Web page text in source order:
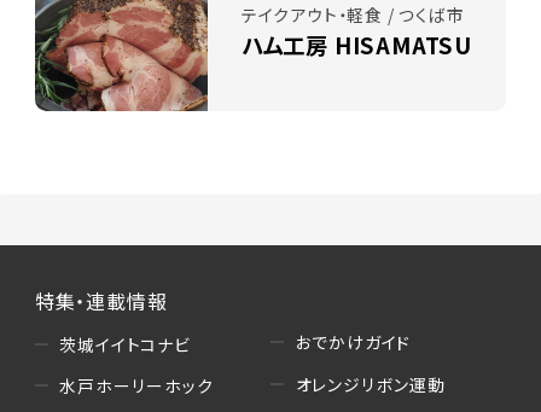
テイクアウト・軽食 / つくば市
ハム工房 HISAMATSU
特集・連載情報
茨城イイトコナビ
水戸ホーリーホック
おでかけガイド
オレンジリボン運動